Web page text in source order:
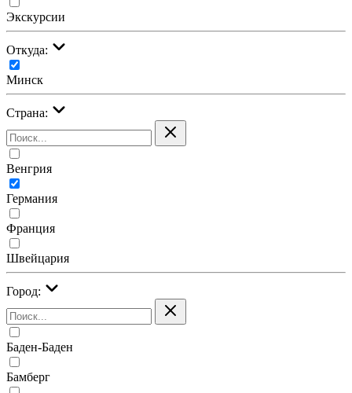
Экскурсии
Откуда:
Минск
Страна:
Венгрия
Германия
Франция
Швейцария
Город:
Баден-Баден
Бамберг